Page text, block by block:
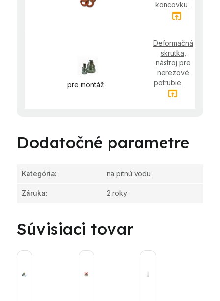
koncovku
open_in_browser
pre montáž
Deformačná
skrutka,
nástroj pre
nerezové
potrubie
open_in_browser
Dodatočné parametre
Kategória: na pitnú vodu
Záruka: 2 roky
Súvisiaci tovar